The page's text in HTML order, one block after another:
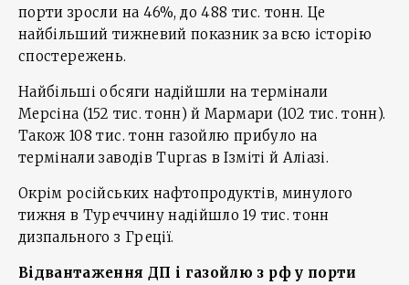
порти зросли на 46%, до 488 тис. тонн. Це
найбільший тижневий показник за всю історію
спостережень.
Найбільші обсяги надійшли на термінали
Мерсіна (152 тис. тонн) й Мармари (102 тис. тонн).
Також 108 тис. тонн газойлю прибуло на
термінали заводів Tupras в Ізміті й Аліазі.
Окрім російських нафтопродуктів, минулого
тижня в Туреччину надійшло 19 тис. тонн
дизпального з Греції.
Відвантаження ДП і газойлю з рф у порти